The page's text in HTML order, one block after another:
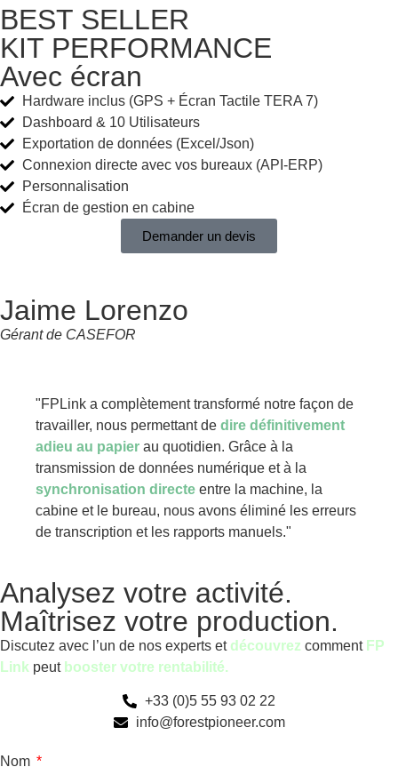
BEST SELLER
KIT PERFORMANCE
Avec écran
Hardware inclus (GPS + Écran Tactile TERA 7)
Dashboard & 10 Utilisateurs​
Exportation de données (Excel/Json)​​
Connexion directe avec vos bureaux (API-ERP)
Personnalisation
Écran de gestion en cabine
Demander un devis
Jaime Lorenzo
Gérant de CASEFOR
"FPLink a complètement transformé notre façon de
travailler, nous permettant de dire définitivement
adieu au papier au quotidien. Grâce à la
transmission de données numérique et à la
synchronisation directe entre la machine, la
cabine et le bureau, nous avons éliminé les erreurs
de transcription et les rapports manuels."
Analysez votre activité.
Maîtrisez votre production.
Discutez avec l’un de nos experts et découvrez comment FP
Link peut booster votre rentabilité.
+33 (0)5 55 93 02 22
info@forestpioneer.com
Nom